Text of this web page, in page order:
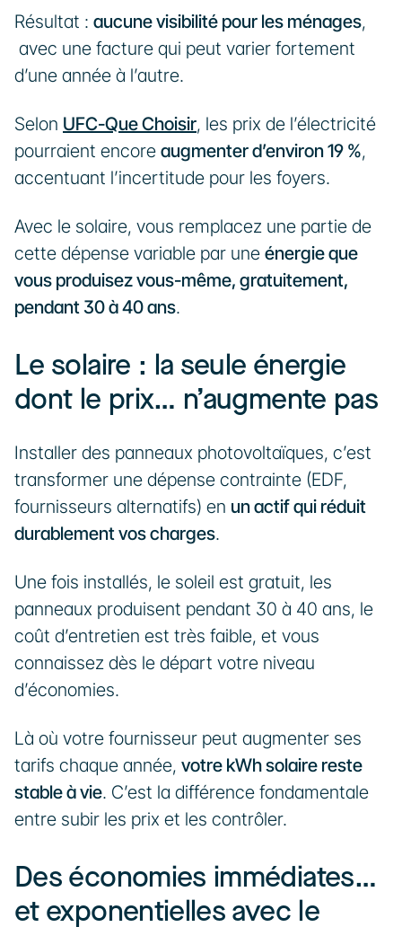
Résultat : aucune visibilité pour les ménages,
avec une facture qui peut varier fortement
d’une année à l’autre.
Selon UFC-Que Choisir, les prix de l’électricité
pourraient encore augmenter d’environ 19 %,
accentuant l’incertitude pour les foyers.
Avec le solaire, vous remplacez une partie de
cette dépense variable par une énergie que
vous produisez vous-même, gratuitement,
pendant 30 à 40 ans.
Le solaire : la seule énergie
dont le prix… n’augmente pas
Installer des panneaux photovoltaïques, c’est
transformer une dépense contrainte (EDF,
fournisseurs alternatifs) en un actif qui réduit
durablement vos charges.
Une fois installés, le soleil est gratuit, les
panneaux produisent pendant 30 à 40 ans, le
coût d’entretien est très faible, et vous
connaissez dès le départ votre niveau
d’économies.
Là où votre fournisseur peut augmenter ses
tarifs chaque année, votre kWh solaire reste
stable à vie. C’est la différence fondamentale
entre subir les prix et les contrôler.
Des économies immédiates…
et exponentielles avec le